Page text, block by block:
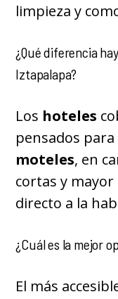
limpieza y
¿Qué diferencia
Iztapalapa?
Los hoteles
pensados
moteles, en
cortas y mayor
directo a la
¿Cuál es la mejor
El más